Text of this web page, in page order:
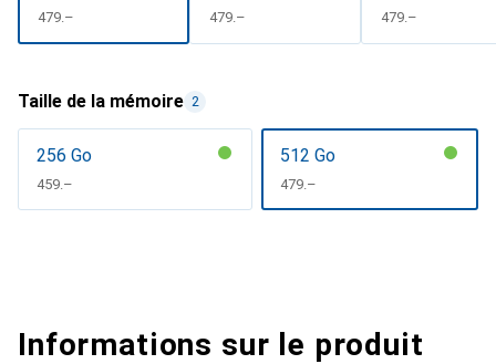
CHF
479.– CHF
479.– CHF
479.–
Taille de la mémoire 2
256 Go
CHF
459.–
512 Go
CHF
479.–
Informations sur le produit